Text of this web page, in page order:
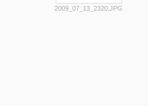
2009_07_13_2320.JPG